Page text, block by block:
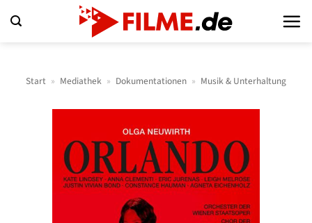
Inhalt
Start » Mediathek » Dokumentationen » Musik & Unterhaltung